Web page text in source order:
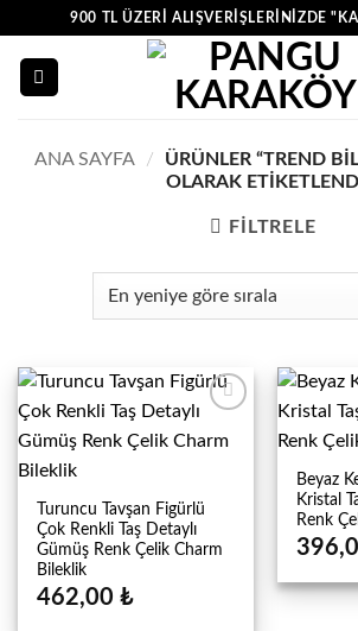
900 TL ÜZERI ALIŞVERIŞLERINIZDE
ANA SAYFA /
ÜRÜNLER “TREND
OLARAK ETIKETLENDI
FILTRELE
Turuncu Tavşan Figürlü
Çok Renkli Taş Detaylı
Gümüş Renk Çelik Charm
Bileklik
462,00₺
Beyaz
Kristal
Renk